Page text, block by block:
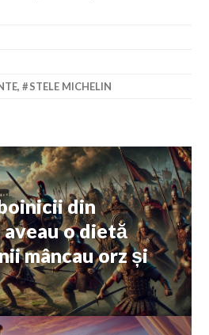
, STELE MICHELIN
din
o dietă
mâncau orz și